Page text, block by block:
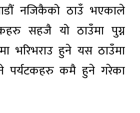
नजिकैको ठाउँ भएकाले
सहजै यो ठाउँमा पुग्न
भरिभराउ हुने यस ठाउँमा
पर्यटकहरु कमै हुने गरेका